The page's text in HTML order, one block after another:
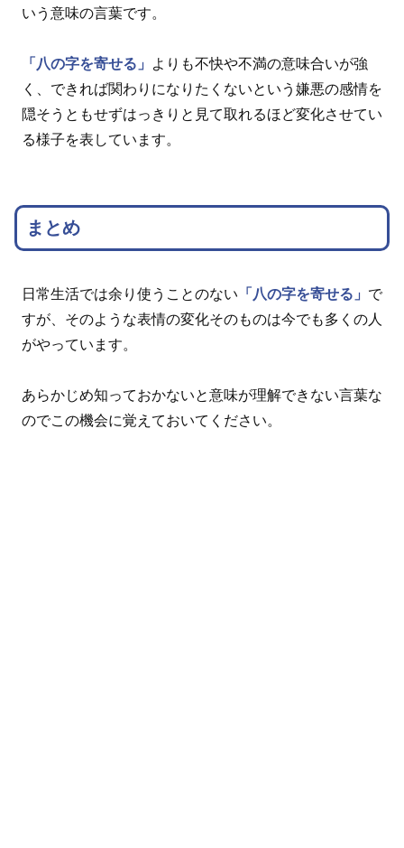
いう意味の言葉です。
「八の字を寄せる」
よりも不快や不満の意味合いが強
く、できれば関わりになりたくないという嫌悪の感情を
隠そうともせずはっきりと見て取れるほど変化させてい
る様子を表しています。
まとめ
日常生活では余り使うことのない 「八の字を寄せる」 で
すが、そのような表情の変化そのものは今でも多くの人
がやっています。
あらかじめ知っておかないと意味が理解できない言葉な
のでこの機会に覚えておいてください。